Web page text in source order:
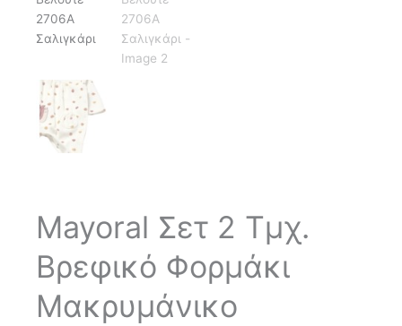
Mayoral Σετ 2 Τμχ.
Βρεφικό Φορμάκι
Μακρυμάνικο